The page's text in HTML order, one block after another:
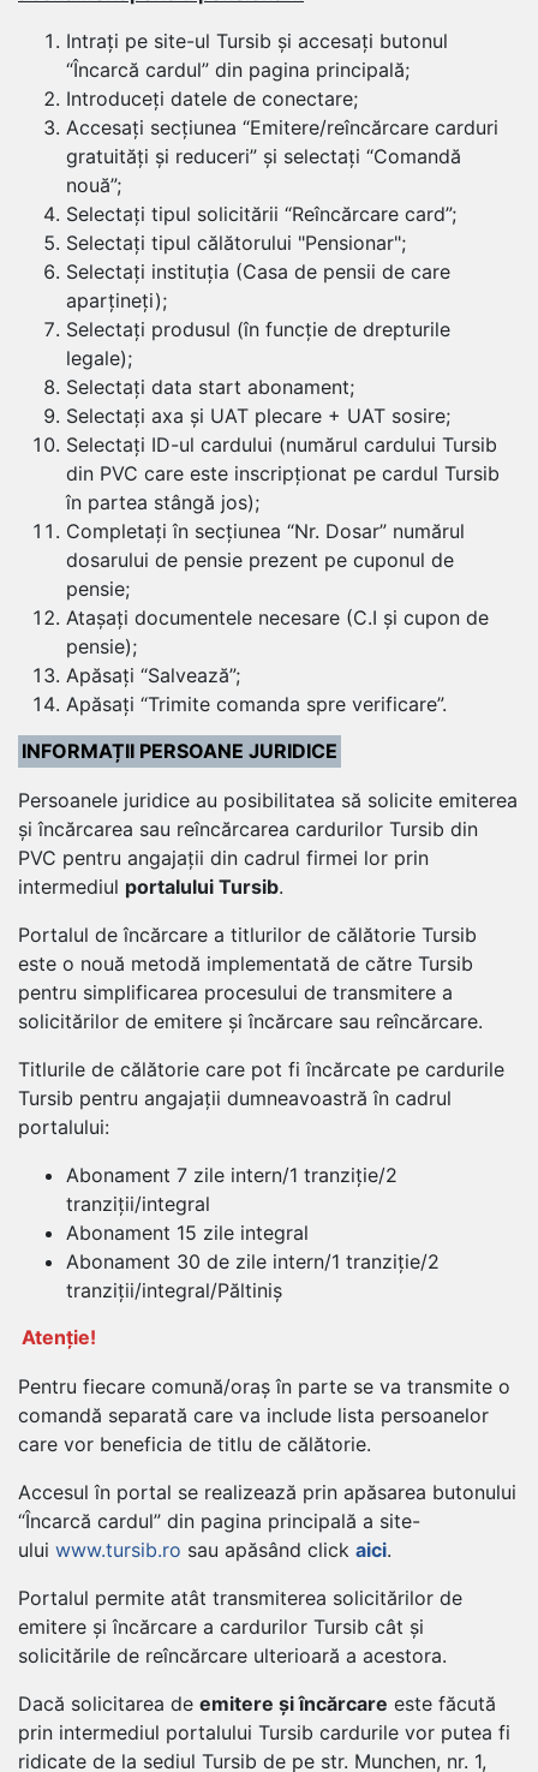
Intrați pe site-ul Tursib și accesați butonul
“Încarcă cardul” din pagina principală;
Introduceți datele de conectare;
Accesați secțiunea “Emitere/reîncărcare carduri
gratuități și reduceri” și selectați “Comandă
nouă”;
Selectați tipul solicitării “Reîncărcare card”;
Selectați tipul călătorului "Pensionar";
Selectați instituția (Casa de pensii de care
aparțineți);
Selectați produsul (în funcție de drepturile
legale);
Selectați data start abonament;
Selectați axa și UAT plecare + UAT sosire;
Selectați ID-ul cardului (numărul cardului Tursib
din PVC care este inscripționat pe cardul Tursib
în partea stângă jos);
Completați în secțiunea “Nr. Dosar” numărul
dosarului de pensie prezent pe cuponul de
pensie;
Atașați documentele necesare (C.I și cupon de
pensie);
Apăsați “Salvează”;
Apăsați “Trimite comanda spre verificare”.
INFORMAȚII PERSOANE JURIDICE
Persoanele juridice au posibilitatea să solicite emiterea
și încărcarea sau reîncărcarea cardurilor Tursib din
PVC pentru angajații din cadrul firmei lor prin
intermediul portalului Tursib.
Portalul de încărcare a titlurilor de călătorie Tursib
este o nouă metodă implementată de către Tursib
pentru simplificarea procesului de transmitere a
solicitărilor de emitere și încărcare sau reîncărcare.
Titlurile de călătorie care pot fi încărcate pe cardurile
Tursib pentru angajații dumneavoastră în cadrul
portalului:
Abonament 7 zile intern/1 tranziție/2
tranziții/integral
Abonament 15 zile integral
Abonament 30 de zile intern/1 tranziție/2
tranziții/integral/Păltiniș
Atenție!
Pentru fiecare comună/oraș în parte se va transmite o
comandă separată care va include lista persoanelor
care vor beneficia de titlu de călătorie.
Accesul în portal se realizează prin apăsarea butonului
“Încarcă cardul” din pagina principală a site-
ului www.tursib.ro sau apăsând click aici.
Portalul permite atât transmiterea solicitărilor de
emitere și încărcare a cardurilor Tursib cât și
solicitările de reîncărcare ulterioară a acestora.
Dacă solicitarea de emitere și încărcare este făcută
prin intermediul portalului Tursib cardurile vor putea fi
ridicate de la sediul Tursib de pe str. Munchen, nr. 1,